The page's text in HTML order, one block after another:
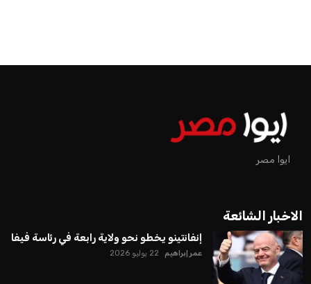
ايوا مصر
الاخبار الشائعة
إنفانتينو يخطو نحو ولاية رابعة في رئاسة فيفا
عمر إبراهيم 22 يوليو 2026